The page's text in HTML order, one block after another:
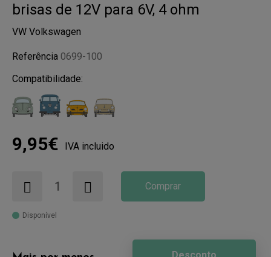
brisas de 12V para 6V, 4 ohm
VW Volkswagen
Referência 0699-100
Compatibilidade:
9,95€ IVA incluido
Comprar
Disponível